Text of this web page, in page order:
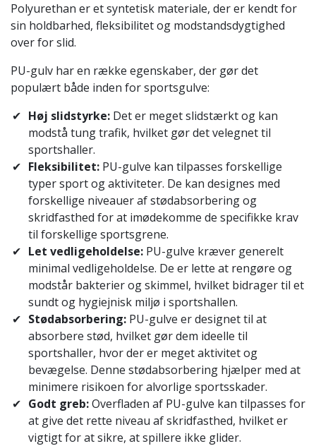
Polyurethan er et syntetisk materiale, der er kendt for
sin holdbarhed, fleksibilitet og modstandsdygtighed
over for slid.
PU-gulv har en række egenskaber, der gør det
populært både inden for sportsgulve:
Høj slidstyrke: Det er meget slidstærkt og kan
modstå tung trafik, hvilket gør det velegnet til
sportshaller.
Fleksibilitet: PU-gulve kan tilpasses forskellige
typer sport og aktiviteter. De kan designes med
forskellige niveauer af stødabsorbering og
skridfasthed for at imødekomme de specifikke krav
til forskellige sportsgrene.
Let vedligeholdelse: PU-gulve kræver generelt
minimal vedligeholdelse. De er lette at rengøre og
modstår bakterier og skimmel, hvilket bidrager til et
sundt og hygiejnisk miljø i sportshallen.
Stødabsorbering: PU-gulve er designet til at
absorbere stød, hvilket gør dem ideelle til
sportshaller, hvor der er meget aktivitet og
bevægelse. Denne stødabsorbering hjælper med at
minimere risikoen for alvorlige sportsskader.
Godt greb:Overfladen af PU-gulve kan tilpasses for
at give det rette niveau af skridfasthed, hvilket er
vigtigt for at sikre, at spillere ikke glider.